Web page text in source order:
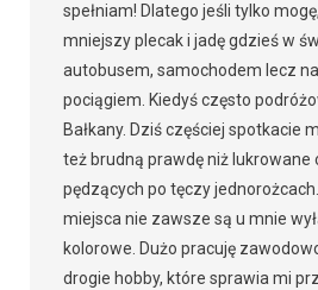
spełniam! Dlatego jeśli tylko
mniejszy plecak i jadę gdzieś w
autobusem, samochodem lecz
pociągiem. Kiedyś często
Bałkany. Dziś częściej spotkacie
też brudną prawdę niż lukrowane
pędzących po tęczy
miejsca nie zawsze są u mnie
kolorowe. Dużo pracuję
drogie hobby, które sprawia mi